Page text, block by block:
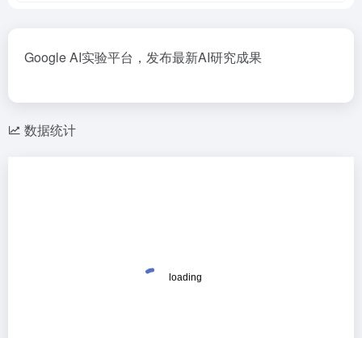
Google AI实验平台，发布最新AI研究成果
数据统计